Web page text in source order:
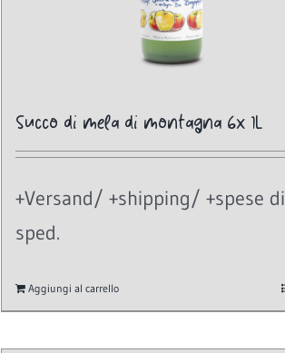
Succo di mela di montagna 6x 1L
+Versand/ +shipping/ +spese di
sped.
Aggiungi al carrello